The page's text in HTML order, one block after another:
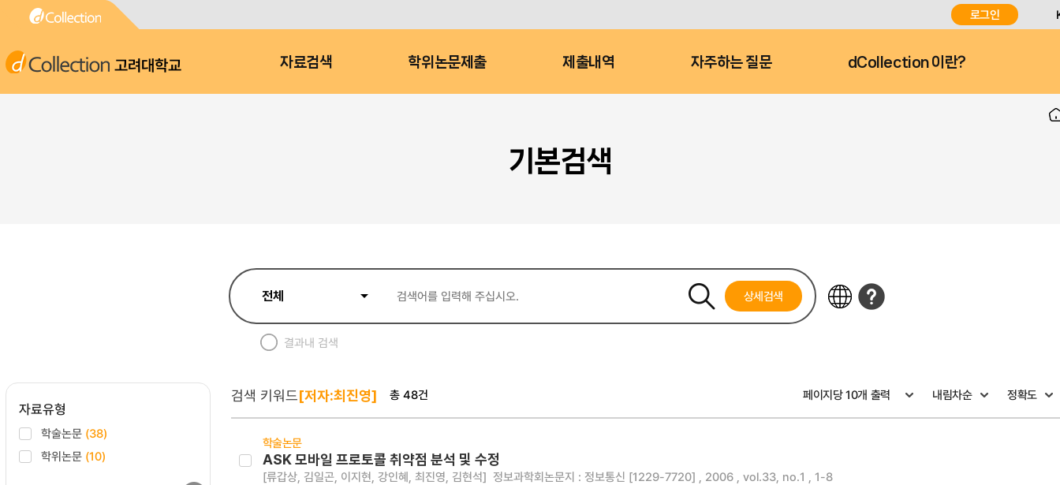
로그인
고려대학교 자료검색 학위논문제출 제출내역 자주하는 질문 dCollection 이란?
기본검색
상세검색
결과내 검색
자료유형
학술논문 (38)
학위논문 (10)
검색 키워드[저자:최진영] 총 48건
학술논문
ASK 모바일 프로토콜 취약점 분석 및 수정
[류갑상, 김일곤, 이지현, 강인혜, 최진영, 김현석] 정보과학회논문지 : 정보통신 [1229-7720] , 2006 , vol.33, no.1 , 1-8